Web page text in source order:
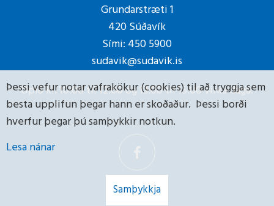
Grundarstræti 1
420 Súðavík
Sími: 450 5900
sudavik@sudavik.is
Opið kl. 10:00 til 12:00 og 13:00 til 15:00 virka daga.
Þessi vefur notar vafrakökur (cookies) til að tryggja sem
besta upplifun þegar hann er skoðaður. Þessi borði
hverfur þegar þú samþykkir notkun.
Lesa nánar
Samþykkja